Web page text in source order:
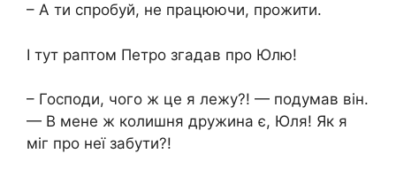
– А ти спробуй, не працюючи, прожити.
І тут раптом Петро згадав про Юлю!
– Господи, чого ж це я лежу?! — подумав він.
— В мене ж колишня дружина є, Юля! Як я
міг про неї забути?!